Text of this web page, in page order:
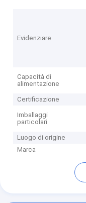
Evidenziare
Capacità di
alimentazione
Certificazione
Imballaggi
particolari
Luogo di origine
Marca